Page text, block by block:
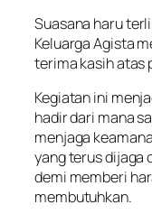
Suasana haru
Keluarga Agista
terima kasih atas
Kegiatan ini
hadir dari mana
menjaga
yang terus dijaga
demi memberi
membutuhkan.